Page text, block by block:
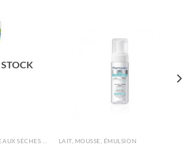
LAIT, MOUSSE, ÉMULSION